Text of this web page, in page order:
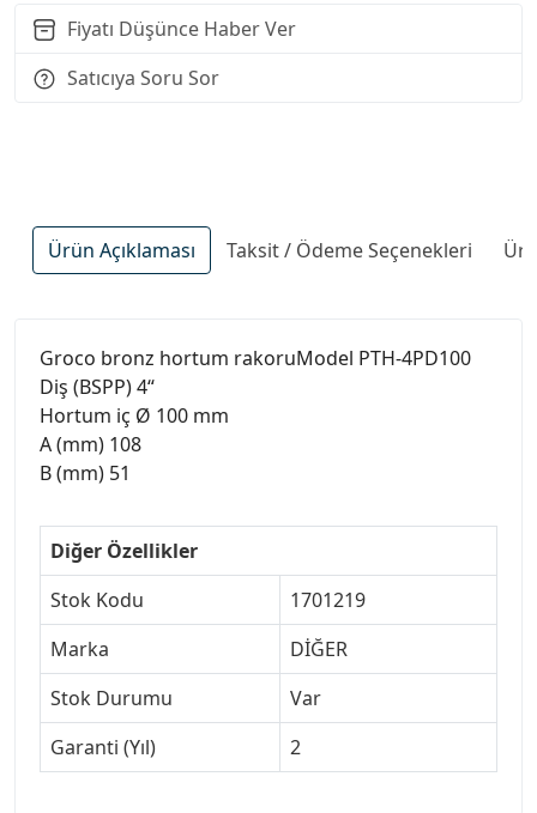
Fiyatı Düşünce Haber Ver
Satıcıya Soru Sor
Ürün Açıklaması Taksit / Ödeme Seçenekleri
Groco bronz hortum rakoruModel PTH-4PD100
Diş (BSPP) 4“
Hortum iç Ø 100 mm
A (mm) 108
B (mm) 51
Diğer Özellikler
Stok Kodu
1701219
Marka
DİĞER
Stok Durumu
Var
Garanti (Yıl)
2